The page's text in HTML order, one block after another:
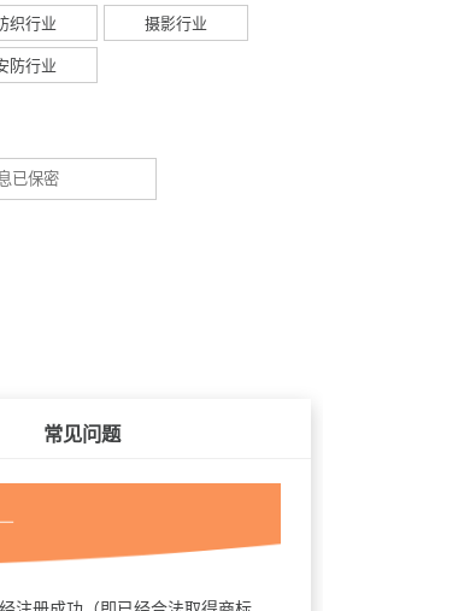
织行业 摄影行业
防行业
常见问题